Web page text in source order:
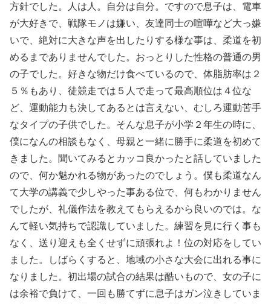
方針でした。人は人。自分は自分。ですので息子は、電車
が大好きで、戦隊モノは嫌い、友達同士の喧嘩など大っ嫌
いで、絶対に大きな声を出したりする様な事は、柔道を初
めるまでありませんでした。おっとりした性格の普通の男
の子でした。好きな物だけ食べているので、体脂肪率は２
５％もあり、徒競走では５人で走って最高順位は４位な
ど、運動能力も決してあるとは言えない、むしろ運動苦手
なタイプの子供でした。そんな息子が小学２年生の時に、
僕になんの相談もなく、母親と一緒に勝手に柔道を初めて
きました。聞いてみるとカッコ良かったと話していました
ので、何か魅かれる物があったのでしょう。僕も柔道なん
て大学の講義で少しやった事ある位で、何もわかりません
でしたが、礼儀作法を教えてもらえるから良いのでは。な
んて軽い気持ちで認識していました。練習を見に行く事も
なく、送り迎えも全くせずに頑張れよ！位の対応をしてい
ました。しばらくすると、地域の小さな大会に出れる事に
なりました。初出場の試合の結果は酷いもので、女の子に
は余裕で負けて、一回も勝てずに息子はガン泣きしていま